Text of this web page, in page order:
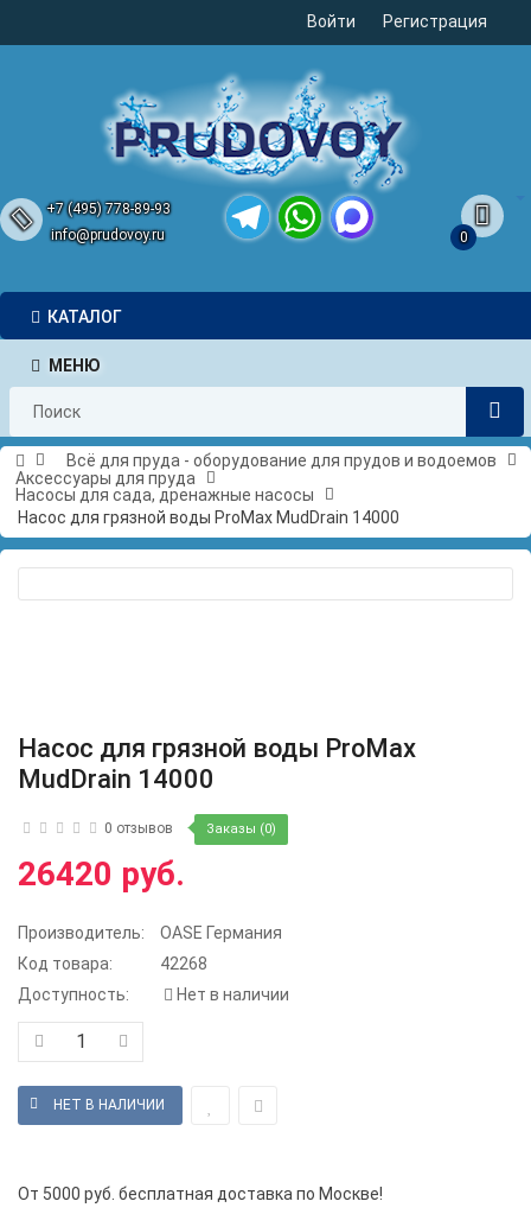
Войти Регистрация
+7 (495) 778-89-93
info@prudovoy.ru
0
КАТАЛОГ
МЕНЮ
Всё для пруда - оборудование для прудов и водоемов
Аксессуары для пруда
Насосы для сада, дренажные насосы
Насос для грязной воды ProMax MudDrain 14000
Насос для грязной воды ProMax
MudDrain 14000
0 отзывов Заказы (0)
26420 руб.
Производитель:
OASE Германия
Код товара:
42268
Доступность:
Нет в наличии
От 5000 руб. бесплатная доставка по Москве!